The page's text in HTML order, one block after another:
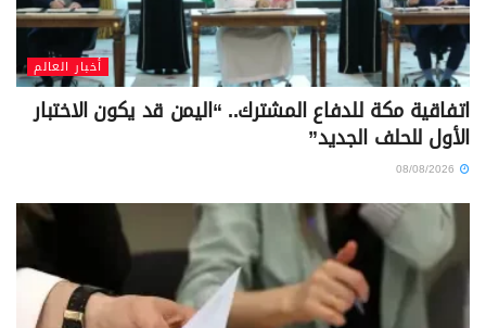
أخبار العالم
اتفاقية مكة للدفاع المشترك.. “اليمن قد يكون الاختبار
الأول للحلف الجديد”